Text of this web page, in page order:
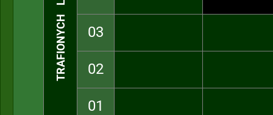
TRAFIONYCH LICZB 03
02
01